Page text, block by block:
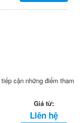
cận những điểm tham
Giá từ:
Liên hệ